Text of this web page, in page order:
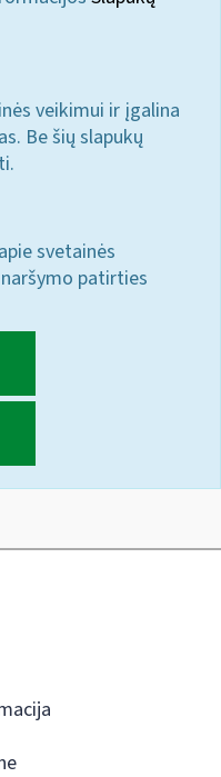
veikimui ir įgalina
Be šių slapukų
svetainės
patirties